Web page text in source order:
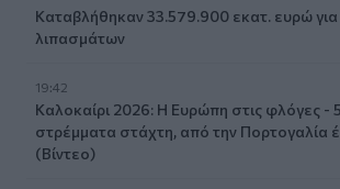
Καταβλήθηκαν 33.579.900 εκατ. ευρώ
λιπασμάτων
19:42
Καλοκαίρι 2026: Η Ευρώπη στις φλόγες -
στρέμματα στάχτη, από την Πορτογαλία
(Βίντεο)